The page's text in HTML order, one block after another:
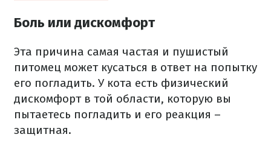
Боль или дискомфорт
Эта причина самая частая и пушистый
питомец может кусаться в ответ на попытку
его погладить. У кота есть физический
дискомфорт в той области, которую вы
пытаетесь погладить и его реакция –
защитная.